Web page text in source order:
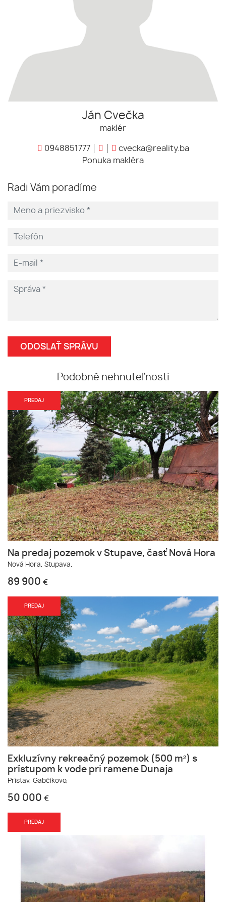
Ján Cvečka
maklér
0948851777
cvecka@reality.ba
Ponuka makléra
Radi Vám poradíme
Podobné nehnuteľnosti
PREDAJ
Na predaj pozemok v Stupave, časť Nová Hora
Nová Hora, Stupava,
89 900 €
PREDAJ
Exkluzívny rekreačný pozemok (500 m²) s
prístupom k vode pri ramene Dunaja
Prístav, Gabčíkovo,
50 000 €
PREDAJ